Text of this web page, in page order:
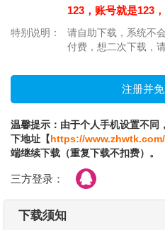
123，账号就是123
特别说明：
请自助下载，系统不
付费，想二次下载，
温馨提示：由于个人手机设置不同
下地址【https://
端继续下载（重复下载不扣费）。
三方登录：
下载须知